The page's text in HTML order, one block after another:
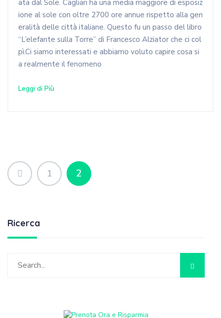
ata dal Sole. Cagliari ha una media maggiore di esposiz
ione al sole con oltre 2700 ore annue rispetto alla gen
eralità delle città italiane. Questo fu un passo del libro
“L’elefante sulla Torre” di Francesco Alziator che ci col
pì.Ci siamo interessati e abbiamo voluto capire cosa si
a realmente il fenomeno
Leggi di Più
1 2
Ricerca